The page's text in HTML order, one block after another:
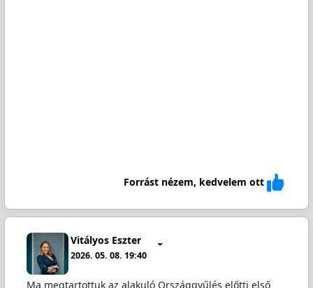
Forrást nézem, kedvelem ott
Vitályos Eszter
2026. 05. 08. 19:40
Ma megtartottuk az alakuló Országgyűlés előtti első